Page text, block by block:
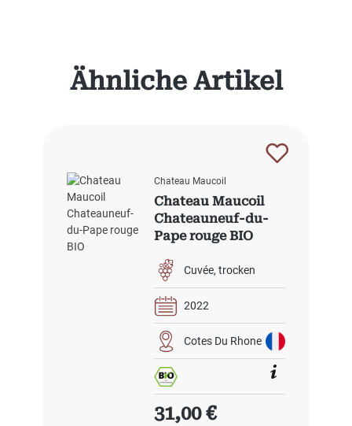
Produktgalerie überspringen
Ähnliche Artikel
Chateau Maucoil
Chateau Maucoil
Chateauneuf-du-
Pape rouge BIO
Cuvée trocken
2022
Cotes Du Rhone
Regulärer Preis:
31,00 €